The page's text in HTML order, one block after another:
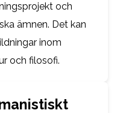
och
ämnen. Det kan
inom
och filosofi.